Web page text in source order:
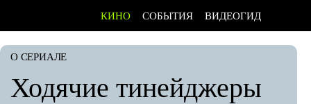
КИНО СОБЫТИЯ ВИДЕОГИД
О СЕРИАЛЕ
Ходячие тинейджеры